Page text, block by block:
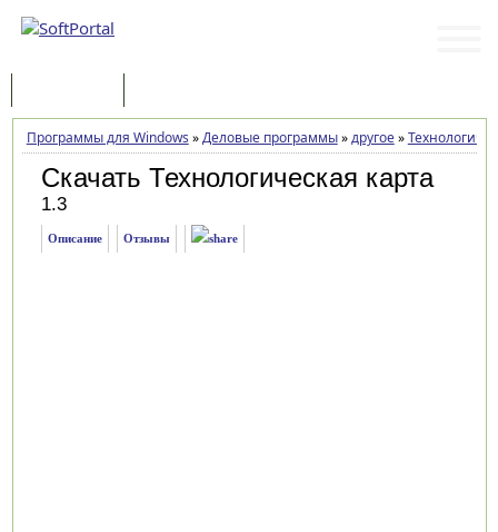
Программы для Windows »Деловые программы»другое»
Скачать Технологическая карта
1.3
Описание Отзывы